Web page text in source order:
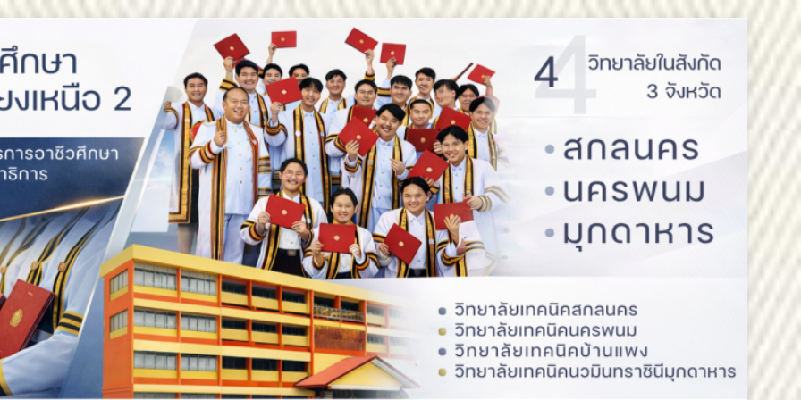
สถาบันการอาชีวศึกษาภาคตะวันออกเฉียงเหนือ 2 ขอแสดงความยินดี
สถาบันการอาชีวศึกษาภาคตะวันออกเฉียงเหนือ 2 ขอแสดงความยินดี
สถาบันการอาชีวศึกษาภาคตะวันออกเฉียงเหนือ 2 ประกาศสรรหากรรมการสภาสถาบันผู้ทรงคุณวุฒิ
ขอแสดงความยินดีกับบัณฑิตทุกท่าน สถาบันการอาชีวศึกษาภาคตะวันออกเฉียงเหนือ 2